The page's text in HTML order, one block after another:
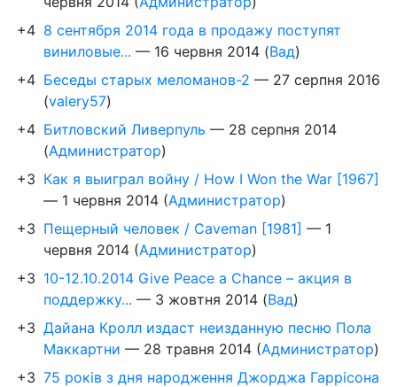
+4 8 сентября 2014 года в продажу поступят
виниловые... — 16 червня 2014 (Вад)
+4 Беседы старых меломанов-2 — 27 серпня 2016
(valery57)
+4 Битловский Ливерпуль — 28 серпня 2014
(Администратор)
+3 Как я выиграл войну / How I Won the War [1967]
— 1 червня 2014 (Администратор)
+3 Пещерный человек / Caveman [1981] — 1
червня 2014 (Администратор)
+3 10-12.10.2014 Give Peace a Chance – акция в
поддержку... — 3 жовтня 2014 (Вад)
+3 Дайана Кролл издаст неизданную песню Пола
Маккартни — 28 травня 2014 (Администратор)
+3 75 років з дня народження Джорджа Гаррісона